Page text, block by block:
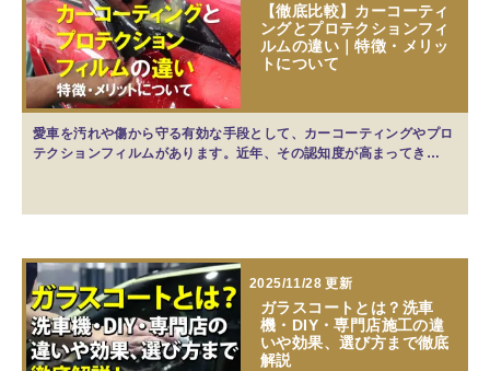
【徹底比較】カーコーティ
ングとプロテクションフィ
ルムの違い｜特徴・メリッ
トについて
愛車を汚れや傷から守る有効な手段として、カーコーティングやプロ
テクションフィルムがあります。近年、その認知度が高まってき…
2025/11/28 更新
ガラスコートとは？洗車
機・DIY・専門店施工の違
いや効果、選び方まで徹底
解説